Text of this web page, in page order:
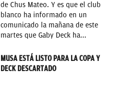
de Chus Mateo. Y es que el club
blanco ha informado en un
comunicado la mañana de este
martes que Gaby Deck ha...
MUSA ESTÁ LISTO PARA LA COPA Y
DECK DESCARTADO